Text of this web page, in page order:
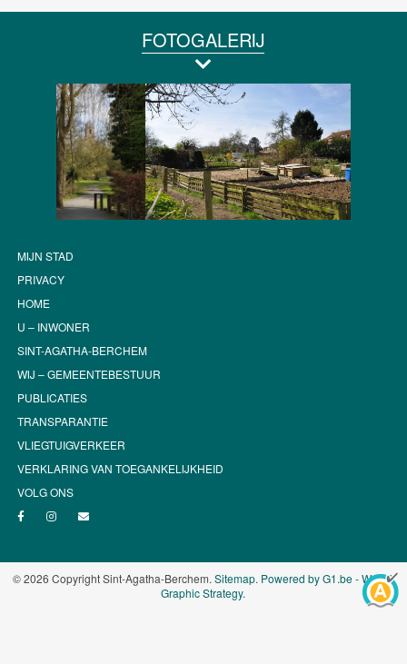
FOTOGALERIJ
MIJN STAD
PRIVACY
HOME
U – INWONER
SINT-AGATHA-BERCHEM
WIJ – GEMEENTEBESTUUR
PUBLICATIES
TRANSPARANTIE
VLIEGTUIGVERKEER
VERKLARING VAN TOEGANKELIJKHEID
VOLG ONS
© 2026 Copyright Sint-Agatha-Berchem. Sitemap. Powered by G1.be - Web &
Graphic Strategy.